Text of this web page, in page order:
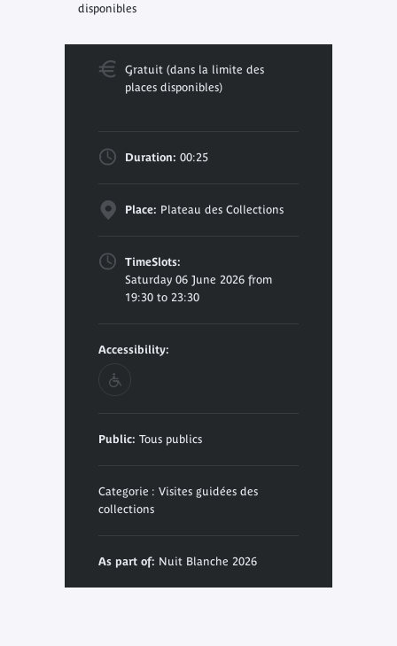
disponibles
Gratuit (dans la limite des
places disponibles)
Duration: 00:25
Place: Plateau des Collections
TimeSlots:
Saturday 06 June 2026 from
19:30 to 23:30
Accessibility:
Public: Tous publics
Categorie : Visites guidées des
collections
As part of: Nuit Blanche 2026